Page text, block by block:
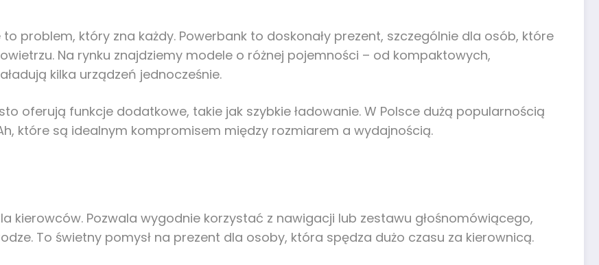
problem, który zna każdy. Powerbank to doskonały prezent, szczególnie dla osób, które
Na rynku znajdziemy modele o różnej pojemności – od kompaktowych,
kilka urządzeń jednocześnie.
oferują funkcje dodatkowe, takie jak szybkie ładowanie. W Polsce dużą popularnością
które są idealnym kompromisem między rozmiarem a wydajnością.
kierowców. Pozwala wygodnie korzystać z nawigacji lub zestawu głośnomówiącego,
To świetny pomysł na prezent dla osoby, która spędza dużo czasu za kierownicą.